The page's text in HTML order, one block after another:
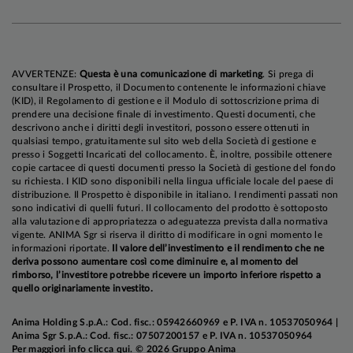
difficile sapere in anticipo chi ne sopporterà in
ultima istanza il costo).
In questo contesto, il nostro approccio sull'asset
class azionaria si conferma prudente.
L'allentamento delle tensioni commerciali, i
segnali di resilienza offerti dal quadro
macro/fondamentale e il forte supporto dei flussi
(in particolare da parte degli investitori retail
americani e degli attori momentum) hanno
riportato gli indici sui massimi storici: il
risk/reward non sembra favorevole,
del quadro macro e geopolitico, le valutazioni
AVVERTENZE: Questa è una comunicazione di marketing. Si prega di
consultare il Prospetto, il Documento contenente le informazioni chiave
(KID), il Regolamento di gestione e il Modulo di sottoscrizione prima di
prendere una decisione finale di investimento. Questi documenti, che
descrivono anche i diritti degli investitori, possono essere ottenuti in
qualsiasi tempo, gratuitamente sul sito web della Società di gestione e
presso i Soggetti Incaricati del collocamento. È, inoltre, possibile ottenere
copie cartacee di questi documenti presso la Società di gestione del fondo
su richiesta. I KID sono disponibili nella lingua ufficiale locale del paese di
distribuzione. Il Prospetto è disponibile in italiano. I rendimenti passati non
sono indicativi di quelli futuri. Il collocamento del prodotto è sottoposto
alla valutazione di appropriatezza o adeguatezza prevista dalla normativa
vigente. ANIMA Sgr si riserva il diritto di modificare in ogni momento le
informazioni riportate.
Il valore dell’investimento e il rendimento che ne
deriva possono aumentare così come diminuire e, al momento del
rimborso, l’investitore potrebbe ricevere un importo inferiore rispetto a
quello originariamente investito.
Anima Holding S.p.A.: Cod. fisc.: 05942660969 e P. IVA n. 10537050964 |
Anima Sgr S.p.A.: Cod. fisc.: 07507200157 e P. IVA n. 10537050964
Per maggiori infoclicca qui. © 2026 Gruppo Anima